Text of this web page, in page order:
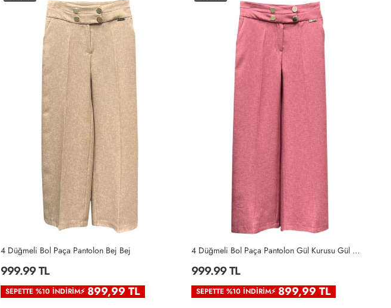
4 Düğmeli Bol Paça Pantolon Bej Bej
999.99 TL
SEPETTE %10 İNDIRIM⚡ 899,99 TL
4 Düğmeli Bol Paça Pantolon Gül Kurusu Gül Kurusu
999.99 TL
SEPETTE %10 İNDIRIM⚡ 899,99 TL